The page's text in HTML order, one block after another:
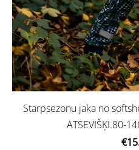
Starpsezonu jaka no
ATSEVIŠĶI.80-